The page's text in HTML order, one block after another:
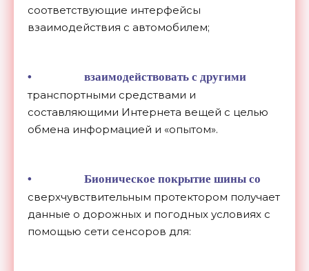
соответствующие интерфейсы
взаимодействия с автомобилем;
• взаимодействовать с другими
транспортными средствами и
составляющими Интернета вещей с целью
обмена информацией и «опытом».
• Бионическое покрытие шины со
сверхчувствительным протектором получает
данные о дорожных и погодных условиях с
помощью сети сенсоров для: